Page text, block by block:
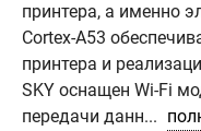
принтера, а именно
Cortex-A53
принтера и
SKY оснащен Wi-Fi
передачи данн...